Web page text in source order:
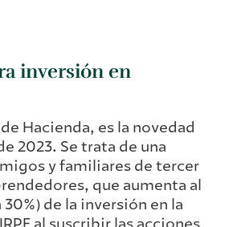
inversión en
Hacienda, es la novedad
2023. Se trata de una
y familiares de tercer
que aumenta al
30%) de la inversión en la